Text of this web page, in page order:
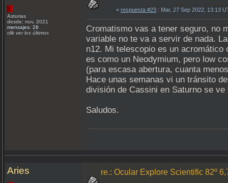
Asturias
desde: nov, 2021
mensajes: 28
clik ver los últimos
« respuesta #23 : Mar, 27 Sep 2022, 13:13
Cromatismo vas a tener seguro, no
variable no te va a servir de nada.
n12. Mi telescopio es un
es como un Neodymium, pero low
(para escasa abertura, cuanta
Hace unas semanas vi un tránsito
división de Cassini en Saturno se
Saludos.
Aries re.: Ocular Explore Scientific 82º